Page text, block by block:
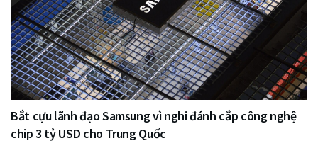
Bắt cựu lãnh đạo Samsung vì nghi đánh cắp công nghệ
chip 3 tỷ USD cho Trung Quốc